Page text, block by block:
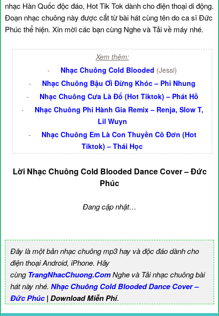
nhạc Hàn Quốc độc đáo, Hot Tik Tok dành cho điện thoại di động.
Đoạn nhạc chuông này được cắt từ bài hát cùng tên do ca sĩ Đức
Phúc thể hiện. Xin mời các bạn cùng Nghe và Tải về máy nhé.
Xem thêm:
-
Nhạc Chuông Cold Blooded (Jessi)
-
Nhạc Chuông Bậu Ơi Đừng Khóc – Phi Nhung
-
Nhạc Chuông Cưa Là Đổ (Hot Tiktok) – Phát Hồ
-
Nhạc Chuông Phi Hành Gia Remix – Renja, Slow T,
Lil Wuyn
-
Nhạc Chuông Em Là Con Thuyền Cô Đơn (Hot
Tiktok) – Thái Học
Lời Nhạc Chuông Cold Blooded Dance Cover – Đức
Phúc
Đang cập nhật…
Đây là một bản nhạc chuông mp3 hay và độc đáo dành cho
điện thoại Android, iPhone. Hãy
cùngTrangNhacChuong.ComNghe và Tải nhạc chuông bài
hát này nhé. Nhạc Chuông Cold Blooded Dance Cover –
Đức Phúc| Download Miễn Phí.